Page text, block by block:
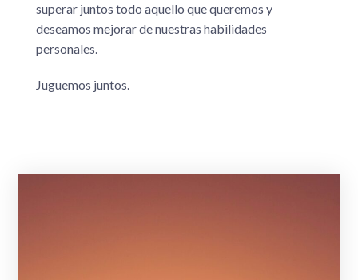
superar juntos todo aquello que queremos y
deseamos mejorar de nuestras habilidades
personales.
Juguemos juntos.